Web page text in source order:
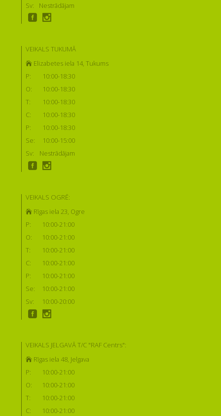
Sv:
Nestrādājam
VEIKALS TUKUMĀ
Elizabetes iela 14, Tukums
P:
10:00-18:30
O:
10:00-18:30
T:
10:00-18:30
C:
10:00-18:30
P:
10:00-18:30
Se:
10:00-15:00
Sv:
Nestrādājam
VEIKALS OGRĒ:
Rīgas iela 23, Ogre
P:
10:00-21:00
O:
10:00-21:00
T:
10:00-21:00
C:
10:00-21:00
P:
10:00-21:00
Se:
10:00-21:00
Sv:
10:00-20:00
VEIKALS JELGAVĀ T/C "RAF Centrs":
Rīgas iela 48, Jelgava
P:
10:00-21:00
O:
10:00-21:00
T:
10:00-21:00
C:
10:00-21:00